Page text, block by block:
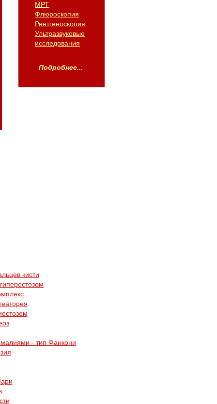
МРТ
Флюроскопия
Рентгеноскопия
Ультразвуковые
исследования
Подробнее...
кисти
- тип Фанкони